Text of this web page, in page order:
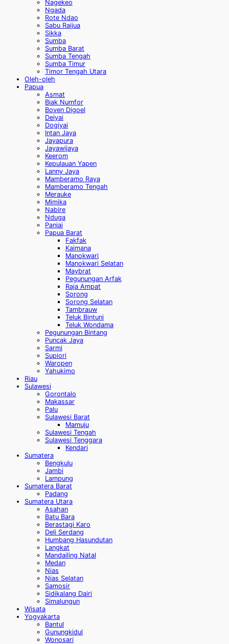
Nagekeo
Ngada
Rote Ndao
Sabu Raijua
Sikka
Sumba
Sumba Barat
Sumba Tengah
Sumba Timur
Timor Tengah Utara
Oleh-oleh
Papua
Asmat
Biak Numfor
Boven Digoel
Deiyai
Dogiyai
Intan Jaya
Jayapura
Jayawijaya
Keerom
Kepulauan Yapen
Lanny Jaya
Mamberamo Raya
Mamberamo Tengah
Merauke
Mimika
Nabire
Nduga
Paniai
Papua Barat
Fakfak
Kaimana
Manokwari
Manokwari Selatan
Maybrat
Pegunungan Arfak
Raja Ampat
Sorong
Sorong Selatan
Tambrauw
Teluk Bintuni
Teluk Wondama
Pegunungan Bintang
Puncak Jaya
Sarmi
Supiori
Waropen
Yahukimo
Riau
Sulawesi
Gorontalo
Makassar
Palu
Sulawesi Barat
Mamuju
Sulawesi Tengah
Sulawesi Tenggara
Kendari
Sumatera
Bengkulu
Jambi
Lampung
Sumatera Barat
Padang
Sumatera Utara
Asahan
Batu Bara
Berastagi Karo
Deli Serdang
Humbang Hasundutan
Langkat
Mandailing Natal
Medan
Nias
Nias Selatan
Samosir
Sidikalang Dairi
Simalungun
Wisata
Yogyakarta
Bantul
Gunungkidul
Wonosari